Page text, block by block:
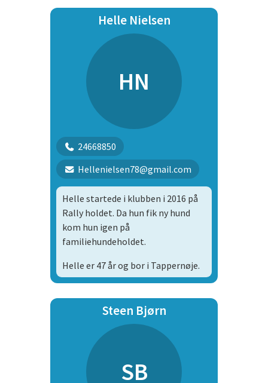
Helle Nielsen
HN
24668850
Hellenielsen78@gmail.com
Helle startede i klubben i 2016 på
Rally holdet. Da hun fik ny hund
kom hun igen på
familiehundeholdet.
Helle er 47 år og bor i Tappernøje.
Steen Bjørn
SB